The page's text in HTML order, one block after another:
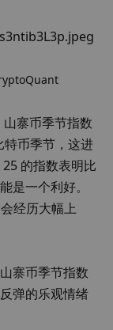
寨币季节指数
币季节，这进
的指数表明比
是一个利好。
经历大幅上
寨币季节指数
弹的乐观情绪